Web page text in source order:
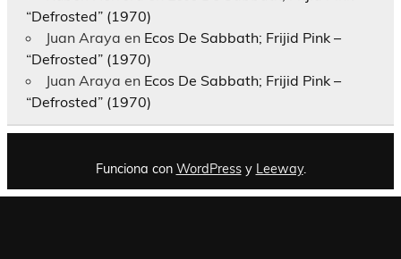
“Defrosted” (1970)
Juan Araya en Ecos De Sabbath; Frijid Pink –
“Defrosted” (1970)
Juan Araya en Ecos De Sabbath; Frijid Pink –
“Defrosted” (1970)
Funciona con WordPressy Leeway.